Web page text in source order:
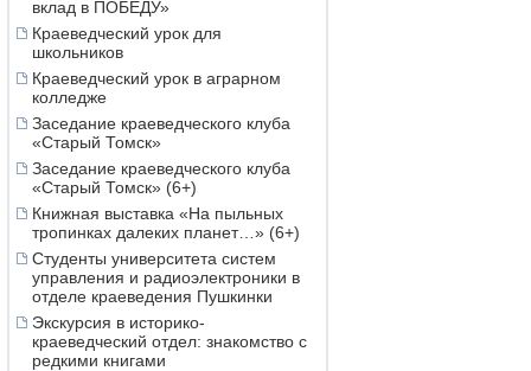
вклад в ПОБЕДУ»
Краеведческий урок для
школьников
Краеведческий урок в аграрном
колледже
Заседание краеведческого клуба
«Старый Томск»
Заседание краеведческого клуба
«Старый Томск» (6+)
Книжная выставка «На пыльных
тропинках далеких планет…» (6+)
Студенты университета систем
управления и радиоэлектроники в
отделе краеведения Пушкинки
Экскурсия в историко-
краеведческий отдел: знакомство с
редкими книгами